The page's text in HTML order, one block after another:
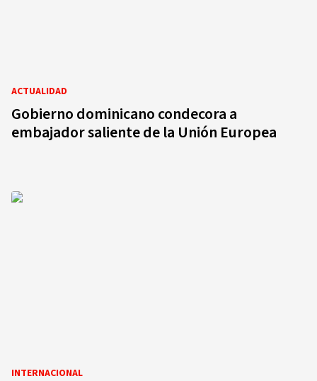
ACTUALIDAD
Gobierno dominicano condecora a
embajador saliente de la Unión Europea
INTERNACIONAL